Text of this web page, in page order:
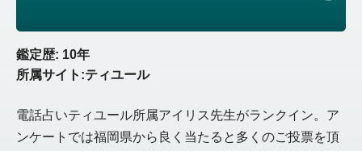
鑑定歴: 10年
所属サイト:ティユール
電話占いティユール所属アイリス先生がランクイン。ア
ンケートでは福岡県から良く当たると多くのご投票を頂